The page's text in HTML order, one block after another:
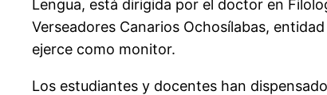
Lengua, está dirigida por el doctor en
Verseadores Canarios Ochosílabas,
ejerce como monitor.
Los estudiantes y docentes han